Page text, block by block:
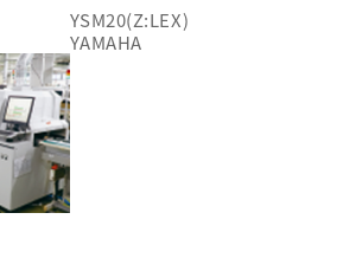
YSM20(Z:LEX)
YAMAHA